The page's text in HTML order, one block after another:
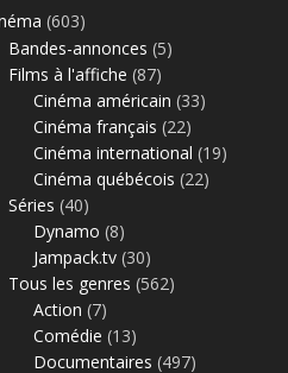
(603)
Bandes-annonces (5)
Films à l'affiche (87)
Cinéma américain (33)
Cinéma français (22)
Cinéma international (19)
Cinéma québécois (22)
Séries (40)
Dynamo (8)
Jampack.tv (30)
Tous les genres (562)
Action (7)
Comédie (13)
Documentaires (497)